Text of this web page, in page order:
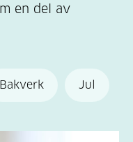
en del av
Bakverk Jul